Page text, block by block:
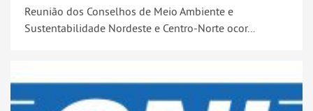
Reunião dos Conselhos de Meio Ambiente e
Sustentabilidade Nordeste e Centro-Norte ocor...